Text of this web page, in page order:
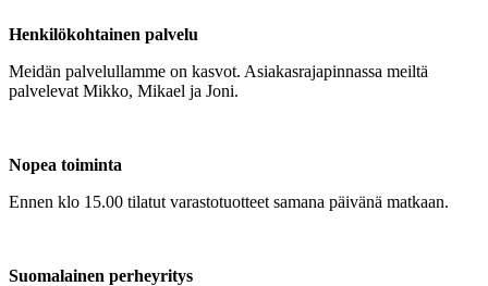
Henkilökohtainen palvelu
Meidän palvelullamme on kasvot. Asiakasrajapinnassa meiltä
palvelevat Mikko, Mikael ja Joni.
Nopea toiminta
Ennen klo 15.00 tilatut varastotuotteet samana päivänä matkaan.
Suomalainen perheyritys